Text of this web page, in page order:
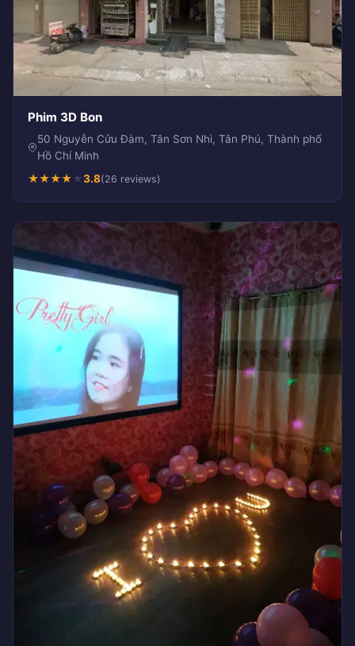
Phim 3D Bon
50 Nguyễn Cửu Đàm, Tân Sơn Nhì, Tân Phú, Thành phố
Hồ Chí Minh
★★★★★3.8(26 reviews)